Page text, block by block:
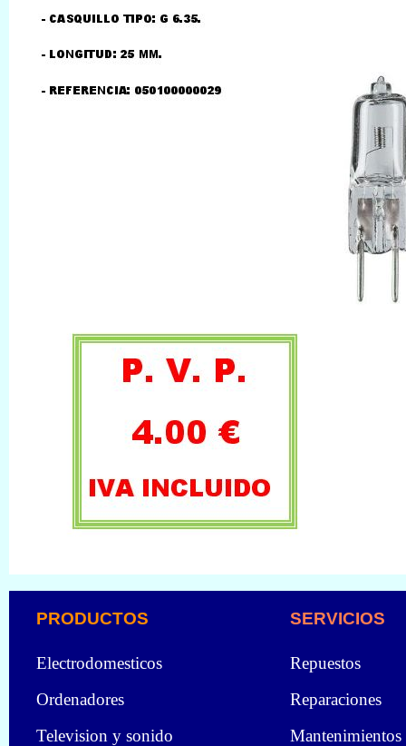
Repuestos
Reparaciones
Mantenimientos
Electrodomesticos
Ordenadores
Television y sonido
PRODUCTOS SERVICIOS